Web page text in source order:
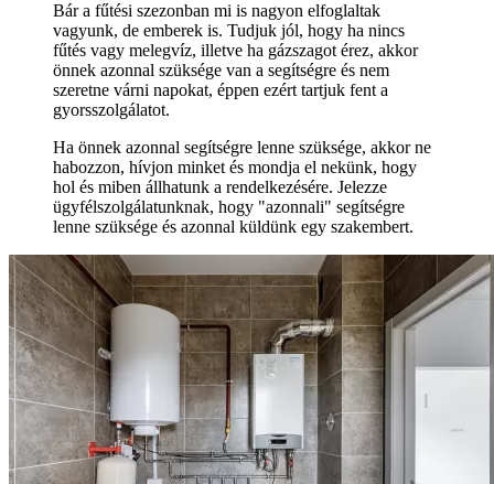
Bár a fűtési szezonban mi is nagyon elfoglaltak
vagyunk, de emberek is. Tudjuk jól, hogy ha nincs
fűtés vagy melegvíz, illetve ha gázszagot érez, akkor
önnek azonnal szüksége van a segítségre és nem
szeretne várni napokat, éppen ezért tartjuk fent a
gyorsszolgálatot.
Ha önnek azonnal segítségre lenne szüksége, akkor ne
habozzon, hívjon minket és mondja el nekünk, hogy
hol és miben állhatunk a rendelkezésére. Jelezze
ügyfélszolgálatunknak, hogy "azonnali" segítségre
lenne szüksége és azonnal küldünk egy szakembert.